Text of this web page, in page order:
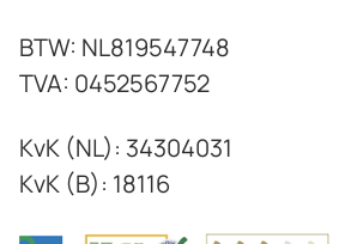
BTW: NL819547748
TVA: 0452567752
KvK (NL): 34304031
KvK (B): 18116